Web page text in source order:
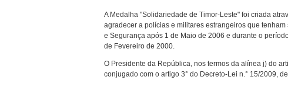
A Medalha "Solidariedade de Timor-Leste" foi criada
agradecer a polícias e militares estrangeiros que
e Segurança após 1 de Maio de 2006 e durante o
de Fevereiro de 2000.
O Presidente da República, nos termos da alínea j) do
conjugado com o artigo 3° do Decreto-Lei n.° 15/2009,